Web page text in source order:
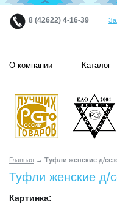
8 (42622) 4-16-39
О компании Каталог
Главная → Туфли женские д/
Туфли женские д/
Картинка: